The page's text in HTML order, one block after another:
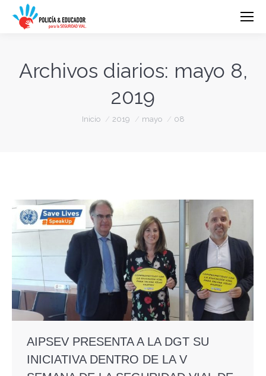
Archivos diarios: mayo 8,
2019
Estás aquí:
Inicio 2019 mayo 08
AIPSEV PRESENTA A LA DGT SU
INICIATIVA DENTRO DE LA V